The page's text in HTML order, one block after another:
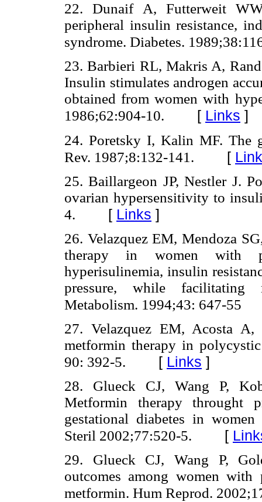
22. Dunaif A, Futterweit
peripheral insulin resistance,
syndrome. Diabetes.
23. Barbieri RL, Makris A,
Insulin stimulates androgen
obtained from women with
1986;62:904-10. [ Links ]
24. Poretsky I, Kalin MF. The
Rev. 1987;8:132-141. [
25. Baillargeon JP, Nestler J.
ovarian hypersensitivity to
4. [ Links ]
26. Velazquez EM, Mendoza
therapy in women with
hyperisulinemia, insulin
pressure, while facilitating
Metabolism. 1994;43: 647-55
27. Velazquez EM, Acosta
metformin therapy in
90: 392-5. [ Links ]
28. Glueck CJ, Wang P,
Metformin therapy throught
gestational diabetes in
Steril 2002;77:520-5. [
29. Glueck CJ, Wang P,
outcomes among women
metformin. Hum Reprod.